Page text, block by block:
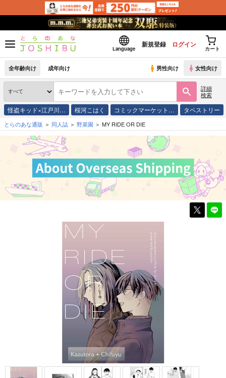
Language
新規登録 ログイン
カート
全年齢向け 成年向け 男性向け 女性向け
詳細
検索
怪盗キッド×江戸川… 桜河こはく コミックマーケット… タペストリー
とらのあな通販 同人誌 野菜園 MY RIDE OR DIE